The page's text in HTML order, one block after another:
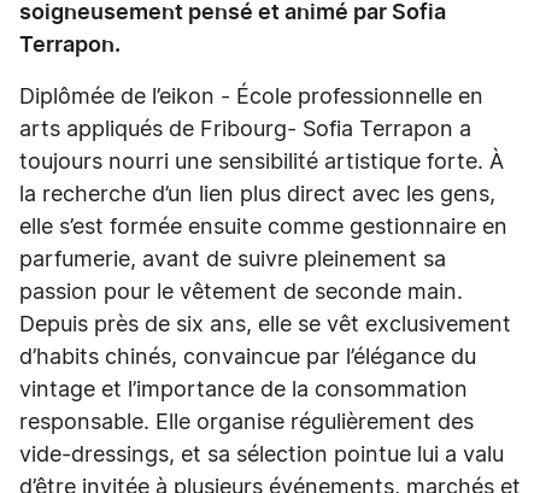
soigneusement pensé et animé par Sofia
Terrapon.
Diplômée de l’eikon - École professionnelle en
arts appliqués de Fribourg- Sofia Terrapon a
toujours nourri une sensibilité artistique forte. À
la recherche d’un lien plus direct avec les gens,
elle s’est formée ensuite comme gestionnaire en
parfumerie, avant de suivre pleinement sa
passion pour le vêtement de seconde main.
Depuis près de six ans, elle se vêt exclusivement
d’habits chinés, convaincue par l’élégance du
vintage et l’importance de la consommation
responsable. Elle organise régulièrement des
vide-dressings, et sa sélection pointue lui a valu
d’être invitée à plusieurs événements, marchés et